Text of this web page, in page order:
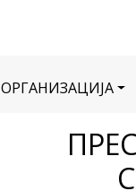
ОРГАНИЗАЦИЈА